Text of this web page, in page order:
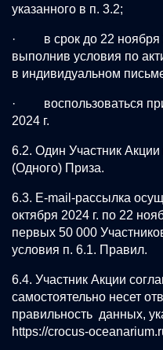
указанного в п. 3.2;
· в срок до 22 ноября
выполнив условия по
в индивидуальном
· воспользоваться
2024 г.
6.2. Один Участник
(Одного) Приза.
6.3. E-mail-рассылка
октября 2024 г. по 22
первых 50 000
условия п. 6.1. Правил.
6.4. Участник Акции
самостоятельно несет
правильность данных,
https://crocus-